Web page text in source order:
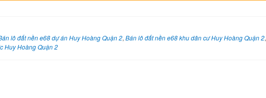
lô đất nền e68 dự án Huy Hoàng Quận 2, Bán lô đất nền e68 khu dân cư Huy Hoàng Quận 2,
Huy Hoàng Quận 2